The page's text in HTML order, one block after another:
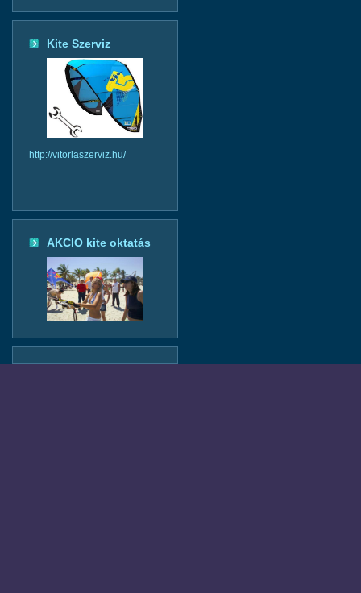
Kite Szerviz
http://vitorlaszerviz.hu/
AKCIO kite oktatás